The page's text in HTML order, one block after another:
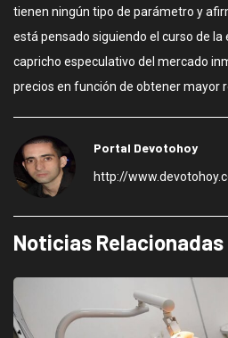
tienen ningún tipo de parámetro y
está pensado siguiendo el curso de la
capricho especulativo del mercado
precios en función de obtener mayor
Portal Devotohoy
http://
Noticias Relacionadas